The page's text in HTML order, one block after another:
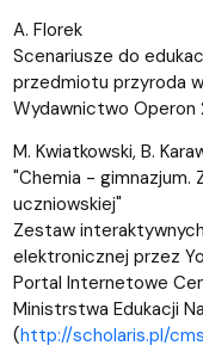
A. Florek
Scenariusze do
przedmiotu przyroda
Wydawnictwo
M. Kwiatkowski, B.
"Chemia - gimnazjum.
uczniowskiej"
Zestaw
elektronicznej przez
Portal Internetowe
Ministrstwa Edukacji
(http://scholaris.pl/